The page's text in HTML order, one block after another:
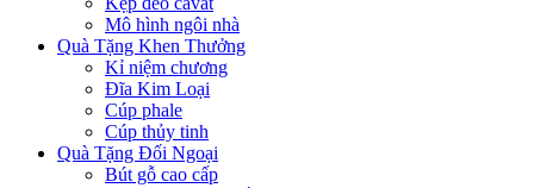
Mô hình ngôi nhà
Quà Tặng Khen Thưởng
Kỉ niệm chương
Đĩa Kim Loại
Cúp phale
Cúp thủy tinh
Quà Tặng Đối Ngoại
Bút gỗ cao cấp